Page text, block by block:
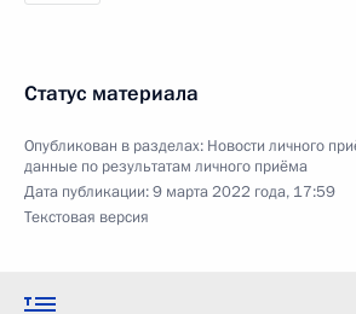
Статус материала
Опубликован в разделах: Новости личного
данные по результатам личного приёма
Дата публикации:9 марта 2022 года, 17:59
Текстовая версия